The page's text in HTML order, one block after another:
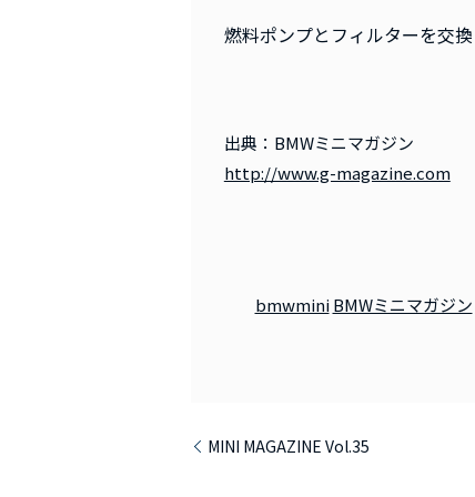
燃料ポンプとフィルターを交換
出典：BMWミニマガジン
http://www.g-magazine.com
bmwmini BMWミニマガジン
MINI MAGAZINE Vol.35